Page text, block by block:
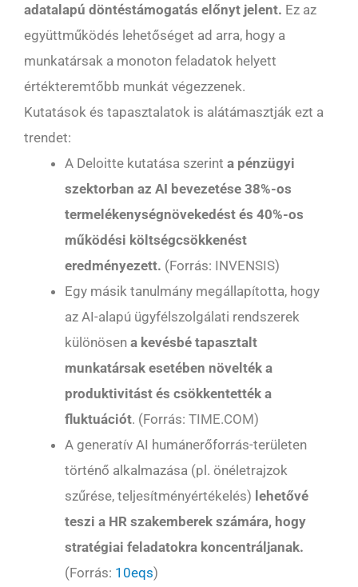
adatalapú döntéstámogatás előnyt jelent. Ez az
együttműködés lehetőséget ad arra, hogy a
munkatársak a monoton feladatok helyett
értékteremtőbb munkát végezzenek.
Kutatások és tapasztalatok is alátámasztják ezt a
trendet:
A Deloitte kutatása szerint a pénzügyi
szektorban az AI bevezetése 38%-os
termelékenységnövekedést és 40%-os
működési költségcsökkenést
eredményezett. (Forrás: INVENSIS)
Egy másik tanulmány megállapította, hogy
az AI-alapú ügyfélszolgálati rendszerek
különösen a kevésbé tapasztalt
munkatársak esetében növelték a
produktivitást és csökkentették a
fluktuációt. (Forrás: TIME.COM)
A generatív AI humánerőforrás-területen
történő alkalmazása (pl. önéletrajzok
szűrése, teljesítményértékelés) lehetővé
teszi a HR szakemberek számára, hogy
stratégiai feladatokra koncentráljanak.
(Forrás: 10eqs)